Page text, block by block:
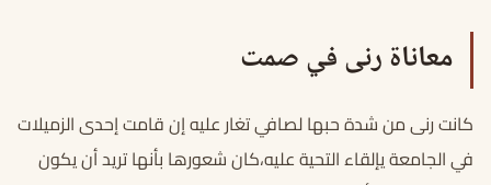
معاناة رنى في صمت
كانت رنى من شدة حبها لصافي تغار عليه إن قامت إحدى الزميلات
في الجامعة يإلقاء التحية عليه،كان شعورها بأنها تريد أن يكون